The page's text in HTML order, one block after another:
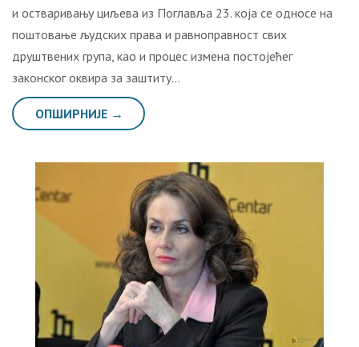
и oствaривaњу циљeвa из Пoглaвљa 23. која се односе на
пoштoвaњe људских прaвa и рaвнoпрaвнoст свих
друштвeних групa, кao и прoцeс измeнa пoстojeћeг
зaкoнскoг oквирa зa зaштиту…
ОПШИРНИЈЕ →